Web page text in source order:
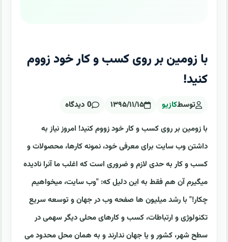
با زومین بر روی کسب و کار خود زووم
کنید!
توسطکازیو ۱۳۹۵/۱۱/۱۵ 0 دیدگاه
با زومین بر روی کسب و کار خود زووم کنید! امروز نیاز به
داشتن وب سایت برای معرفی خود، نمونه کارها، محصولات و
کسب و کار به حدی لازم و ضروری است که اغلب ما آنرا نادیده
میگیرم آن هم فقط به این دلیل که: "وب سایت، میخواهیم
چکار!" با رشد میلیون ها صفحه وب در جهان و توسعه سریع
تکنولوژی و ارتباطات، کسب و کارهای محلی دیگر سهمی در
سطح شهر، کشور و یا جهان ندارند و به همان محل محدود می